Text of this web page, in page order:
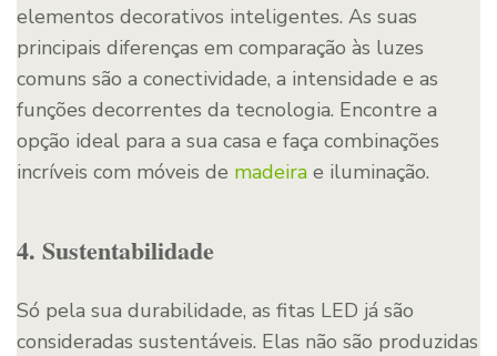
elementos decorativos inteligentes. As suas
principais diferenças em comparação às luzes
comuns são a conectividade, a intensidade e as
funções decorrentes da tecnologia. Encontre a
opção ideal para a sua casa e faça combinações
incríveis com móveis de madeira e iluminação.
4. Sustentabilidade
Só pela sua durabilidade, as fitas LED já são
consideradas sustentáveis. Elas não são produzidas